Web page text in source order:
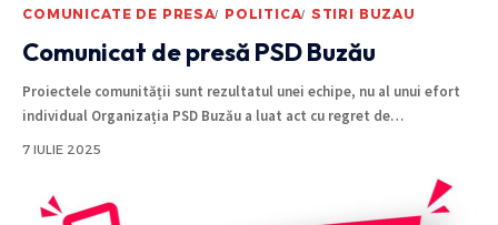
COMUNICATE DE PRESA POLITICA STIRI BUZAU
Comunicat de presă PSD Buzău
Proiectele comunității sunt rezultatul unei echipe, nu al unui efort
individual Organizația PSD Buzău a luat act cu regret de…
7 IULIE 2025